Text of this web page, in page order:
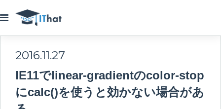
2016.11.27
IE11でlinear-gradientのcolor-stop
にcalc()を使うと効かない場合があ